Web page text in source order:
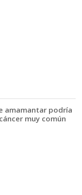
amamantar podría
muy común